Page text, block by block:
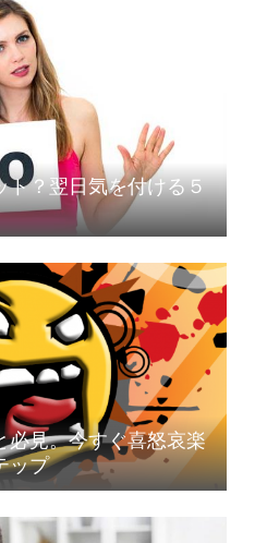
ト？翌日気を付ける５
必見。今すぐ喜怒哀楽
ップ